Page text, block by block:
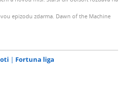
epizodu zdarma. Dawn of the Machine
Fortuna liga